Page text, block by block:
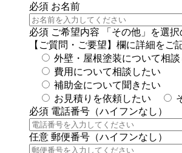
必須 お名前
必須 ご希望内容
「その他」を選択
【ご質問・ご要望】欄に詳細をご
外壁・屋根塗装について相談
費用について相談したい
補助金について聞きたい
お見積りを依頼したい
必須 電話番号（ハイフンなし）
任意 郵便番号（ハイフンなし）